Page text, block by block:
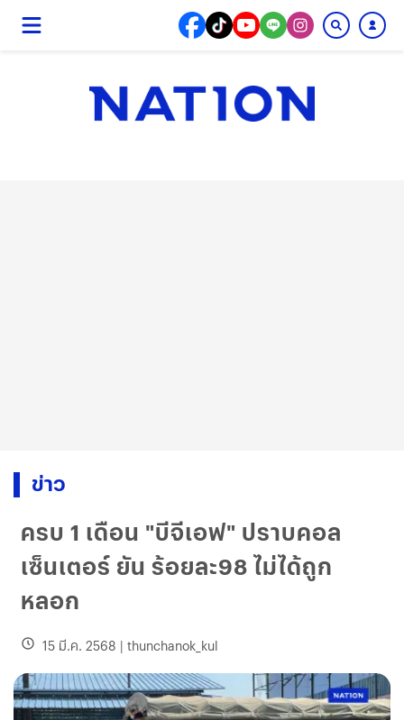
ข่าว
ครบ 1 เดือน "บีจีเอฟ" ปราบคอล
เซ็นเตอร์ ยัน ร้อยละ98 ไม่ได้ถูก
หลอก
15 มี.ค. 2568 | thunchanok_kul